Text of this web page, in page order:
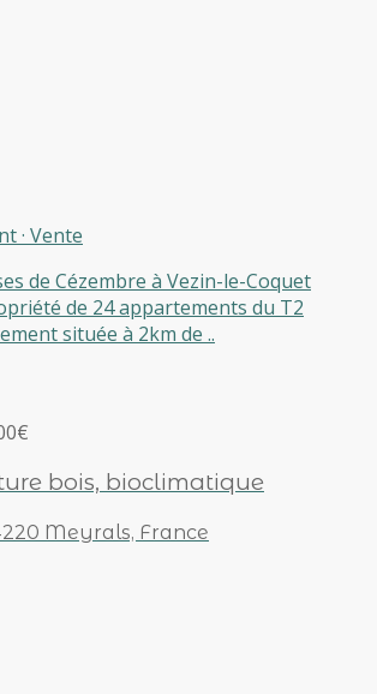
· Vente
de Cézembre à Vezin-le-Coquet
de 24 appartements du T2
située à 2km de ..
bois, bioclimatique
Meyrals, France